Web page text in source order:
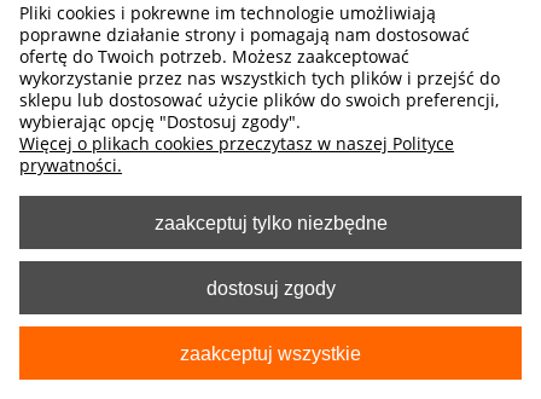
34,00 zł
Pliki cookies i pokrewne im technologie umożliwiają
poprawne działanie strony i pomagają nam dostosować
ofertę do Twoich potrzeb. Możesz zaakceptować
wykorzystanie przez nas wszystkich tych plików i przejść do
sklepu lub dostosować użycie plików do swoich preferencji,
wybierając opcję "Dostosuj zgody".
Więcej o plikach cookies przeczytasz w naszej Polityce
prywatności.
zaakceptuj tylko niezbędne
dostosuj zgody
zaakceptuj wszystkie